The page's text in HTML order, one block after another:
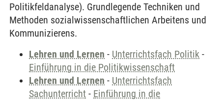
Politikfeldanalyse). Grundlegende Techniken und
Methoden sozialwissenschaftlichen Arbeitens und
Kommunizierens.
Lehren und Lernen - Unterrichtsfach Politik -
Einführung in die Politikwissenschaft
Lehren und Lernen - Unterrichtsfach
Sachunterricht - Einführung in die